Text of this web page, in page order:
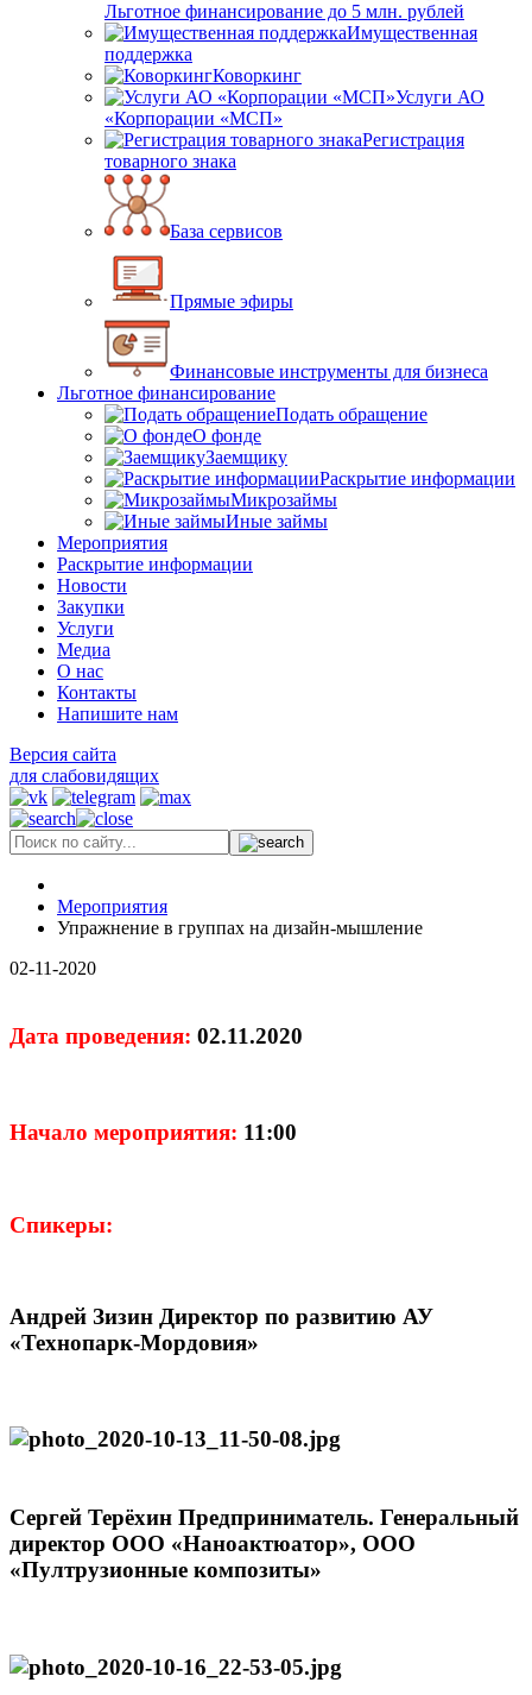
Льготное финансирование до 5 млн. рублей
Имущественная
поддержка
Коворкинг
Услуги АО
«Корпорации «МСП»
Регистрация
товарного знака
База сервисов
Прямые эфиры
Финансовые инструменты для бизнеса
Льготное финансирование
Подать обращение
О фонде
Заемщику
Раскрытие информации
Микрозаймы
Иные займы
Мероприятия
Раскрытие информации
Новости
Закупки
Услуги
Медиа
О нас
Контакты
Напишите нам
Версия сайта
для слабовидящих
Мероприятия
Упражнение в группах на дизайн-мышление
02-11-2020
Дата проведения: 02.11.2020
Начало мероприятия: 11:00
Спикеры:
Андрей Зизин Директор по развитию АУ
«Технопарк-Мордовия»
Сергей Терёхин Предприниматель. Генеральный
директор ООО «Наноактюатор», ООО
«Пултрузионные композиты»